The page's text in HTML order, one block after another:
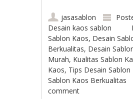
jasasablon
Desain kaos sablon
Sablon Kaos, Desain
Berkualitas, Desain
Murah, Kualitas Sablon
Kaos, Tips Desain Sablon
Sablon Kaos Berkualitas
comment